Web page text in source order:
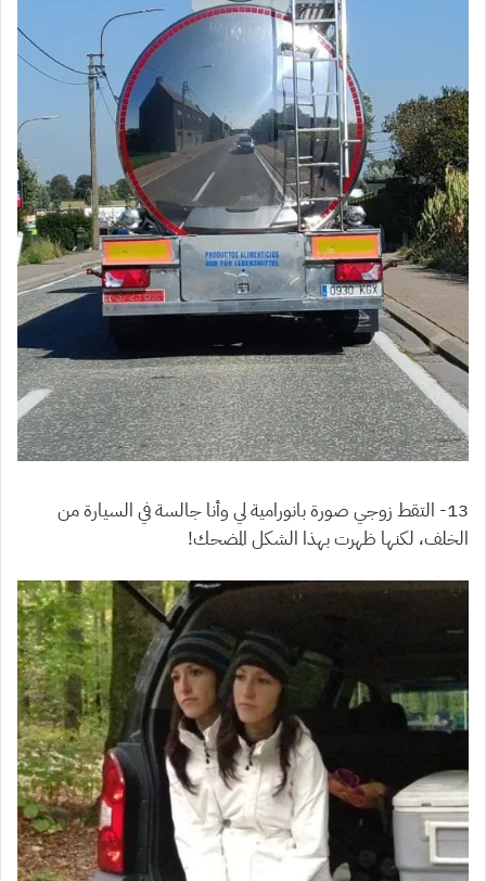
13- التقط زوجي صورة بانورامية لي وأنا جالسة في السيارة من
الخلف، لكنها ظهرت بهذا الشكل المضحك!